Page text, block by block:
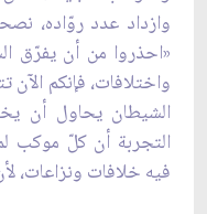
وازداد عدد روّاده،
«احذروا من أن يفرّق
واختلافات، فإنكم
الشيطان يحاول أن
التجربة أن كلّ موكب
فيه خلافات ونزاعات،